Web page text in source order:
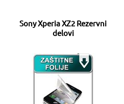
Sony Xperia XZ2 Rezervni
delovi